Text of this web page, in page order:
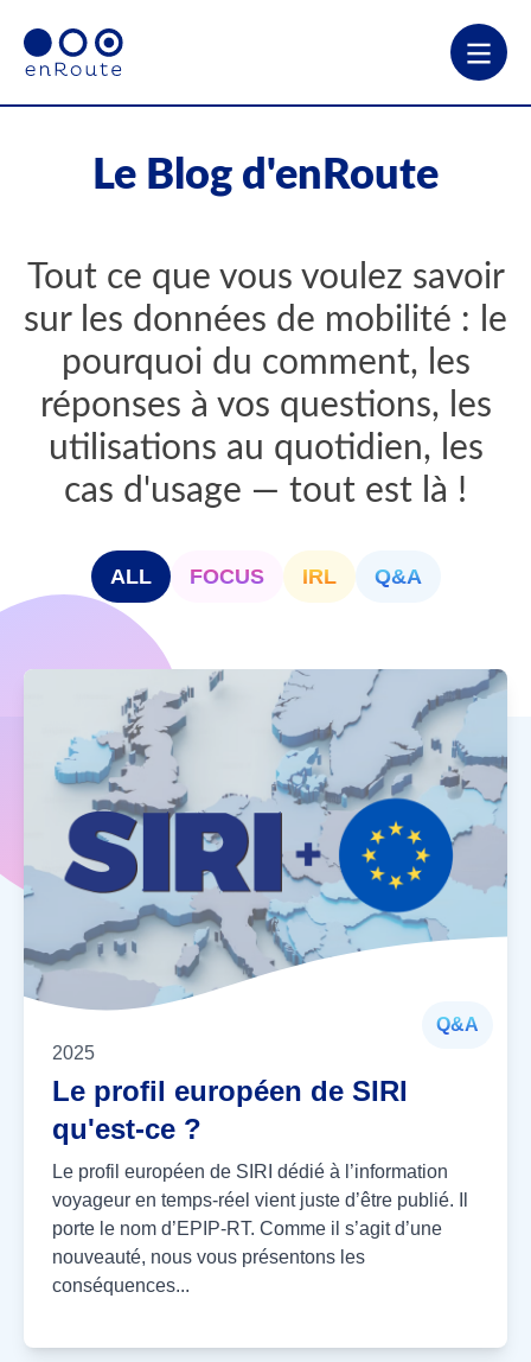
Le Blog d'enRoute
Tout ce que vous voulez savoir
sur les données de mobilité : le
pourquoi du comment, les
réponses à vos questions, les
utilisations au quotidien, les
cas d'usage — tout est là !
ALL FOCUS IRL Q&A
Q&A
2025
Le profil européen de SIRI
qu'est-ce ?
Le profil européen de SIRI dédié à l’information
voyageur en temps-réel vient juste d’être publié. Il
porte le nom d’EPIP-RT. Comme il s’agit d’une
nouveauté, nous vous présentons les
conséquences...